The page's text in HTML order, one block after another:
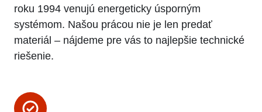
roku 1994 venujú energeticky úsporným
systémom. Našou prácou nie je len predať
materiál – nájdeme pre vás to najlepšie technické
riešenie.